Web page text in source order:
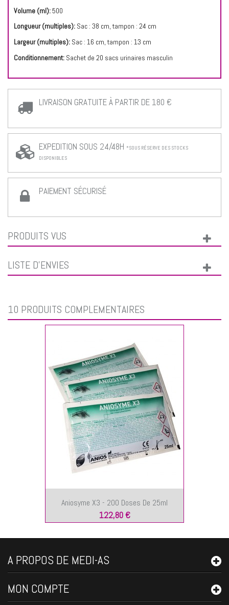
Volume (ml):500
Longueur (multiples): Sac : 38 cm, tampon : 24 cm
Largeur (multiples): Sac : 16 cm, tampon : 13 cm
Conditionnement: Sachet de 20 sacs urinaires masculin
LIVRAISON GRATUITE À PARTIR DE 180 €
EXPEDITION SOUS 24/48H *SOUS RÉSERVE DES STOCKS
DISPONIBLES
PAIEMENT SÉCURISÉ
PRODUITS VUS
LISTE D'ENVIES
10 PRODUITS COMPLÉMENTAIRES
Aniosyme X3 - 200 Doses De 25ml
122,80 €
A PROPOS DE MEDI-AS
MON COMPTE